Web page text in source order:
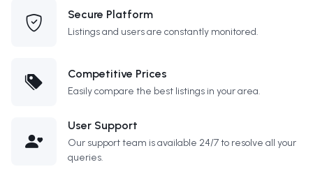
Secure Platform
Listings and users are constantly monitored.
Competitive Prices
Easily compare the best listings in your area.
User Support
Our support team is available 24/7 to resolve all your
queries.